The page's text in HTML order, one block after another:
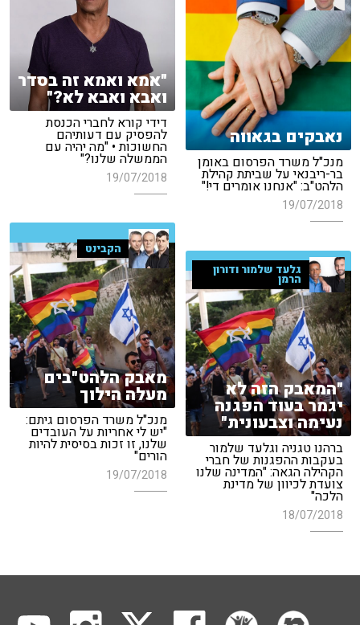
"אמא ואמא זה בסדר
ואבא ואבא לא?"
דידי קורא לחברי הכנסת
להפסיק עם דעותיהם
החשוכות • "מה יהיה עם
הממשלה שלנו?"
19/07/2018
נאבקים בגאווה
מנכ"ל משרד הפרסום באומן
בר-ריבנאי על שביתת קהילת
הלהט"ב: "אנחנו אומרים די!"
19/07/2018
הקבינט
מאבק הלהט"בים
מעלה הילוך
מנכ"ל משרד הפרסום גיתם:
"יש לי אחריות על העובדים
שלנו, זו זכות בסיסית להיות
הורים"
19/07/2018
גלעד שלמור ודורון
הרמן
"המאבק הזה לא
יגמר בעוד הפגנה
נעימה וצבעונית"
ברהנו טגניה וגלעד שלמור
בעקבות ההפגנות של חברי
הקהילה הגאה: "המדינה שלנו
צועדת לכיוון של מדינת
הלכה"
18/07/2018